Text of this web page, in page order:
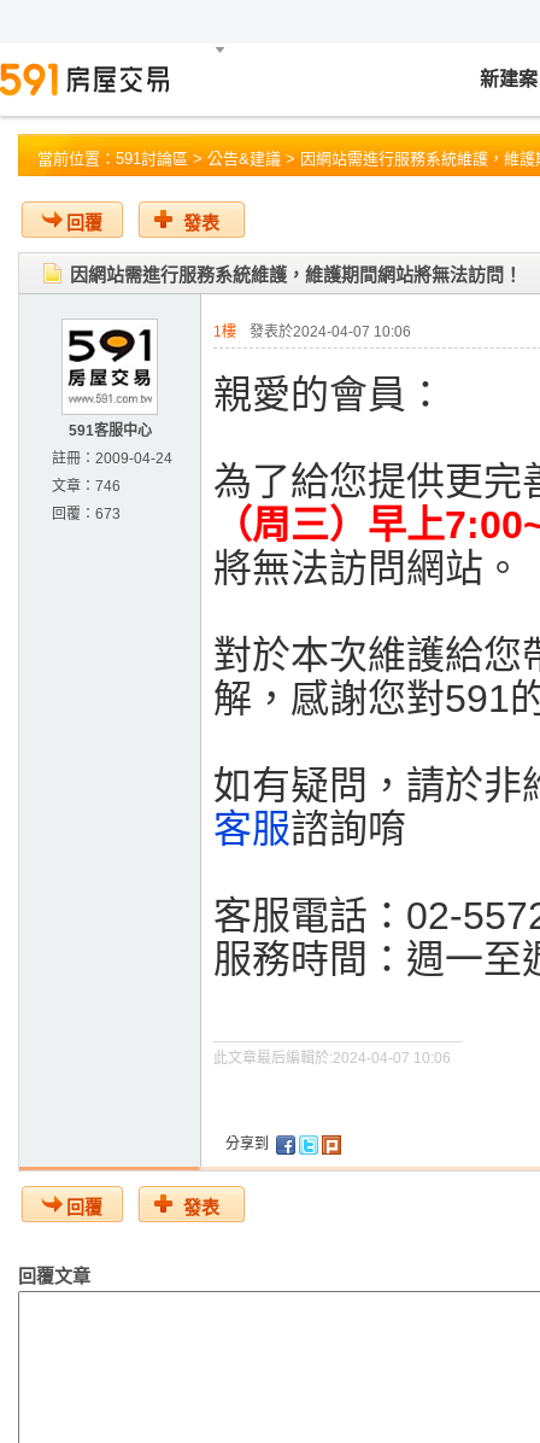
新建案
當前位置： 591討論區 > 公告&建議 > 因網站需進行服務系統維護，維
回覆 發表
因網站需進行服務系統維護，維護期間網站將無法訪問！
591客服中心
註冊： 2009-04-24
文章： 746
回覆： 673
1樓 發表於2024-04-07 10:06
親愛的會員：
為了給您提供更完
（周三）早上
將無法訪問網站。
對於本次維護給您
解，感謝您對591
如有疑問，請於非
客服諮詢唷
客服電話：02-
服務時間：週一至
此文章最后編輯於:2024-04-07 10:06
分享到
回覆 發表
回覆文章